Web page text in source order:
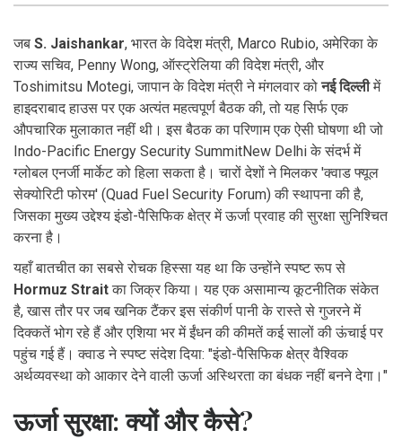
जब S. Jaishankar, भारत के विदेश मंत्री, Marco Rubio, अमेरिका के
राज्य सचिव, Penny Wong, ऑस्ट्रेलिया की विदेश मंत्री, और
Toshimitsu Motegi,जापान के विदेश मंत्रीने मंगलवार कोनई दिल्लीमें
हाइदराबाद हाउस पर एक अत्यंत महत्वपूर्ण बैठक की, तो यह सिर्फ एक
औपचारिक मुलाकात नहीं थी। इस बैठक का परिणाम एक ऐसी घोषणा थी जो
Indo-Pacific Energy Security SummitNew Delhiके संदर्भ में
ग्लोबल एनर्जी मार्केट को हिला सकता है। चारों देशों ने मिलकर 'क्वाड फ्यूल
सेक्योरिटी फोरम' (Quad Fuel Security Forum) की स्थापना की है,
जिसका मुख्य उद्देश्य इंडो-पैसिफिक क्षेत्र में ऊर्जा प्रवाह की सुरक्षा सुनिश्चित
करना है।
यहाँ बातचीत का सबसे रोचक हिस्सा यह था कि उन्होंने स्पष्ट रूप से
Hormuz Straitका जिक्र किया। यह एक असामान्य कूटनीतिक संकेत
है, खास तौर पर जब खनिक टैंकर इस संकीर्ण पानी के रास्ते से गुजरने में
दिक्कतें भोग रहे हैं और एशिया भर में ईंधन की कीमतें कई सालों की ऊंचाई पर
पहुंच गई हैं। क्वाड ने स्पष्ट संदेश दिया: "इंडो-पैसिफिक क्षेत्र वैश्विक
अर्थव्यवस्था को आकार देने वाली ऊर्जा अस्थिरता का बंधक नहीं बनने देगा।"
ऊर्जा सुरक्षा: क्यों और कैसे?